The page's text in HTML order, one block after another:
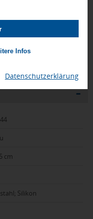
Infos
Datenschutzerklärung
cm
Silikon